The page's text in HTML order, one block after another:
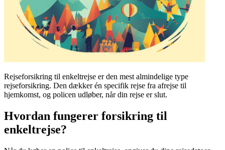
Rejseforsikring til enkeltrejse er den mest almindelige type
rejseforsikring. Den dækker én specifik rejse fra afrejse til
hjemkomst, og policen udløber, når din rejse er slut.
Hvordan fungerer forsikring til
enkeltrejse?